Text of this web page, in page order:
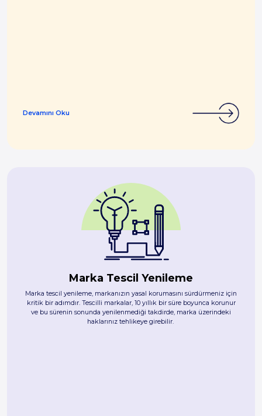
Devamını Oku
Marka Tescil Yenileme
Marka tescil yenileme, markanızın yasal korumasını sürdürmeniz için
kritik bir adımdır. Tescilli markalar, 10 yıllık bir süre boyunca korunur
ve bu sürenin sonunda yenilenmediği takdirde, marka üzerindeki
haklarınız tehlikeye girebilir.